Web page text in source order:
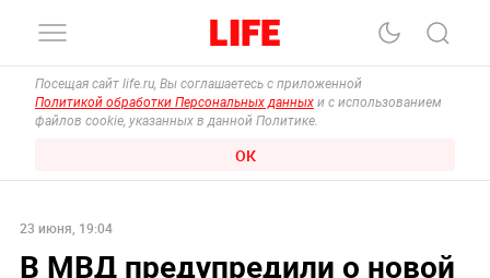
Посещая сайт life.ru, Вы соглашаетесь с приложенной
Политикой обработки Персональных данных и с использованием
файлов cookie, указанных в данной Политике.
ОК
23 июня, 19:04
В МВД предупредили о новой